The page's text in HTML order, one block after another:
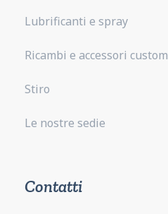
Lubrificanti e spray
Ricambi e accessori custom
Stiro
Le nostre sedie
Contatti